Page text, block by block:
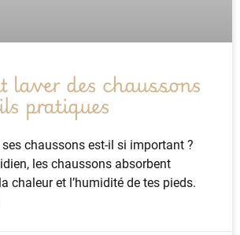
laver des chaussons
pratiques
chaussons est-il si important ?
les chaussons absorbent
chaleur et l’humidité de tes pieds.